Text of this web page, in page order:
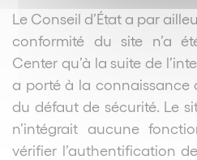
Le Conseil d’État a par
conformité du site n’a
Center qu’à la suite de
a porté à la connaissance
du défaut de sécurité. Le
n’intégrait aucune
vérifier l’authentification